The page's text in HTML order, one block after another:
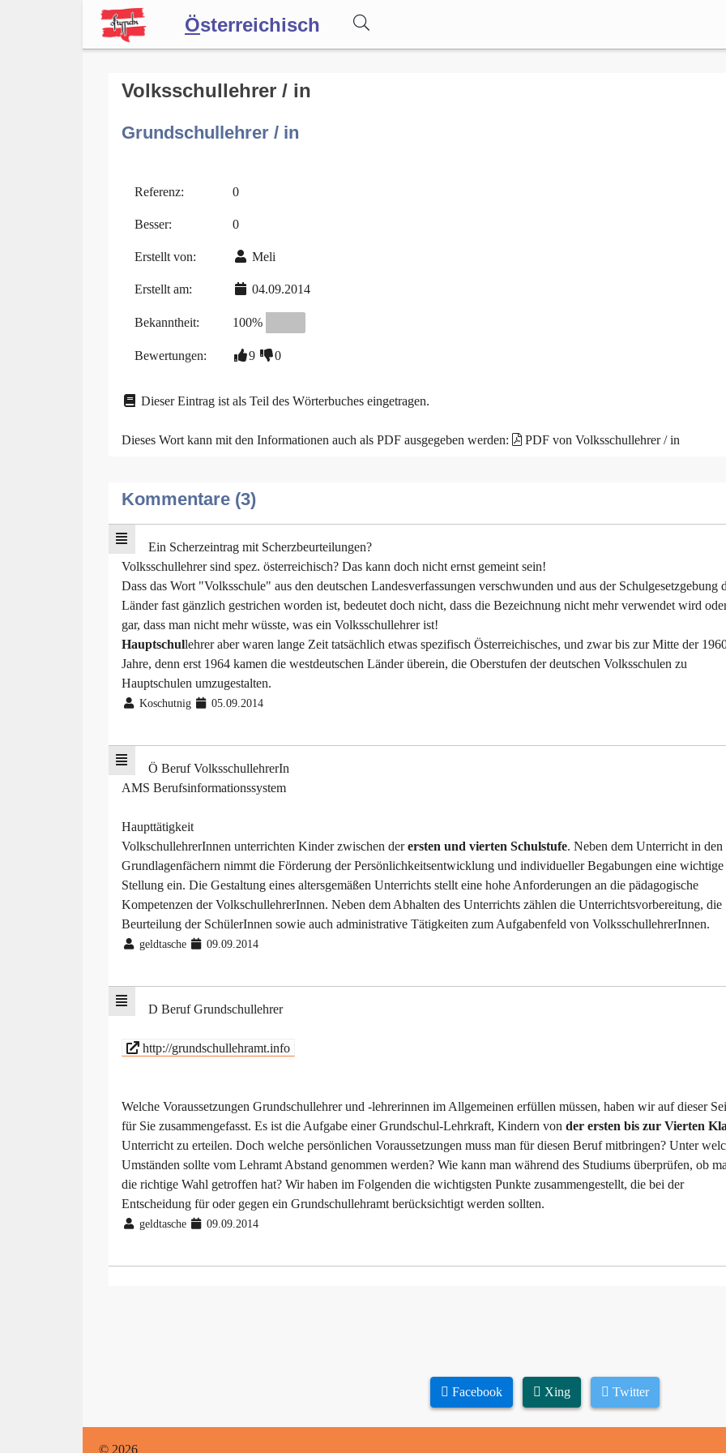
Österreichisch
Forum
Blog
Volksschullehrer / in
Grundschullehrer / in
Referenz: 0
Besser: 0
Erstellt von: Meli
Erstellt am: 04.09.2014
Bekanntheit: 100%
Bewertungen: 9 0
Dieser Eintrag ist als Teil des Wörterbuches eingetragen.
Dieses Wort kann mit den Informationen auch als PDF ausgegeben werden: PDF von Volksschullehrer / in
Kommentare (3)
Ein Scherzeintrag mit Scherzbeurteilungen?
Volksschullehrer sind spez. österreichisch? Das kann doch nicht ernst gemeint sein!
Dass das Wort "Volksschule" aus den deutschen Landesverfassungen verschwunden und aus der Schulgesetzgebung
Länder fast gänzlich gestrichen worden ist, bedeutet doch nicht, dass die Bezeichnung nicht mehr verwendet wird
gar, dass man nicht mehr wüsste, was ein Volksschullehrer ist!
Hauptschullehrer aber waren lange Zeit tatsächlich etwas spezifisch Österreichisches, und zwar bis zur Mitte der
Jahre, denn erst 1964 kamen die westdeutschen Länder überein, die Oberstufen der deutschen Volksschulen zu
Hauptschulen umzugestalten.
Koschutnig 05.09.2014
Ö Beruf VolksschullehrerIn
AMS Berufsinformationssystem
Haupttätigkeit
VolkschullehrerInnen unterrichten Kinder zwischen derersten und vierten Schulstufe. Neben dem Unterricht in den
Grundlagenfächern nimmt die Förderung der Persönlichkeitsentwicklung und individueller Begabungen eine wichtige
Stellung ein. Die Gestaltung eines altersgemäßen Unterrichts stellt eine hohe Anforderungen an die pädagogische
Kompetenzen der VolkschullehrerInnen. Neben dem Abhalten des Unterrichts zählen die Unterrichtsvorbereitung, die
Beurteilung der SchülerInnen sowie auch administrative Tätigkeiten zum Aufgabenfeld von VolksschullehrerInnen.
geldtasche 09.09.2014
D Beruf Grundschullehrer
http://grundschullehramt.info
Welche Voraussetzungen Grundschullehrer und -lehrerinnen im Allgemeinen erfüllen müssen, haben wir auf dieser
für Sie zusammengefasst. Es ist die Aufgabe einer Grundschul-Lehrkraft, Kindern von der ersten bis zur Vierten
Unterricht zu erteilen. Doch welche persönlichen Voraussetzungen muss man für diesen Beruf mitbringen? Unter
Umständen sollte vom Lehramt Abstand genommen werden? Wie kann man während des Studiums überprüfen, ob
die richtige Wahl getroffen hat? Wir haben im Folgenden die wichtigsten Punkte zusammengestellt, die bei der
Entscheidung für oder gegen ein Grundschullehramt berücksichtigt werden sollten.
geldtasche 09.09.2014
Facebook Xing Twitter
© 2026